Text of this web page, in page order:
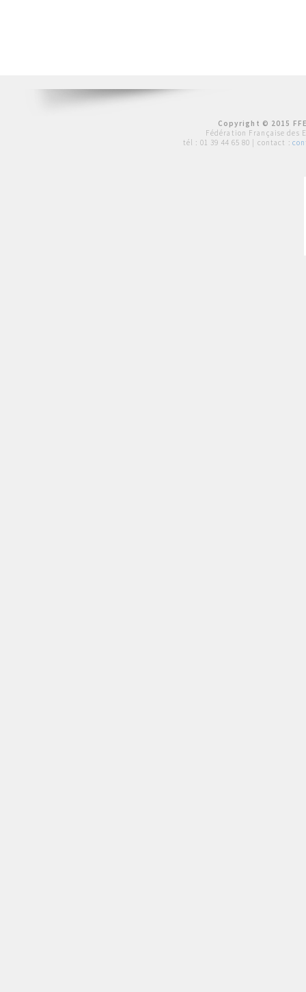
Copyright © 2015
Fédération Française des
tél : 01 39 44 65 80 | contact :